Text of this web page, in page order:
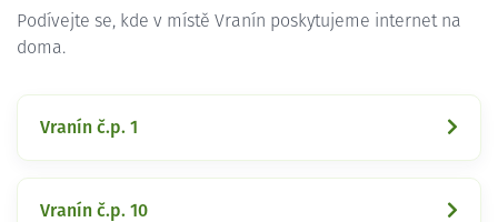
Podívejte se, kde v místě Vranín poskytujeme internet na
doma.
Vranín č.p. 1
Vranín č.p. 10